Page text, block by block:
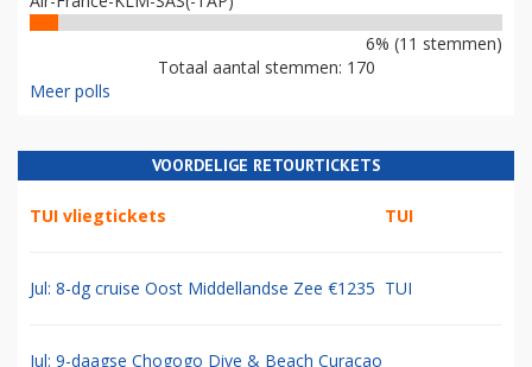
6% (11 stemmen)
Totaal aantal stemmen: 170
Meer polls
VOORDELIGE RETOURTICKETS
TUI vliegtickets TUI
Jul: 8-dg cruise Oost Middellandse Zee €1235 TUI
Jul: 9-daagse Chogogo Dive & Beach Curacao